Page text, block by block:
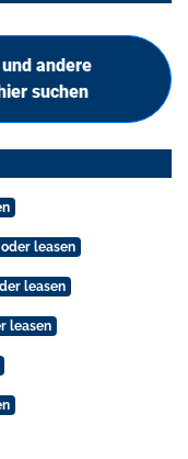
andere
suchen
leasen
leasen
leasen